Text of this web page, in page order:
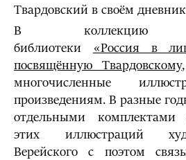
Твардовский в своём
В коллекцию
библиотеки «Россия в
посвящённую Твардовскому
многочисленные
произведениям. В разные
отдельными комплектами
этих иллюстраций
Верейского с поэтом